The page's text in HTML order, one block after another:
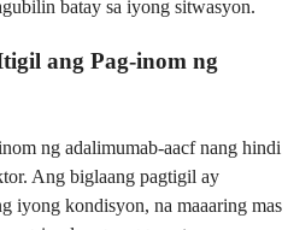
batay sa iyong sitwasyon.
ang Pag-inom ng
ng adalimumab-aacf nang hindi
Ang biglaang pagtigil ay
iyong kondisyon, na maaaring mas